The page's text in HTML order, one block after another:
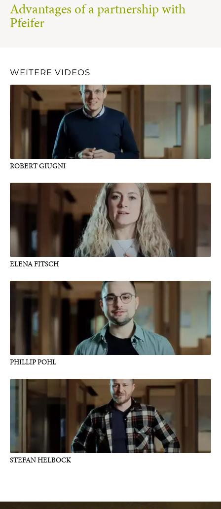
Advantages of a partnership with
Pfeifer
WEITERE VIDEOS
ROBERT GIUGNI
ELENA FITSCH
PHILLIP POHL
STEFAN HELBOCK